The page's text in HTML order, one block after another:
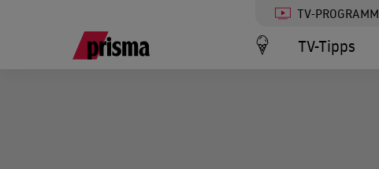
TV-PROGRAMM
TV-Tipps